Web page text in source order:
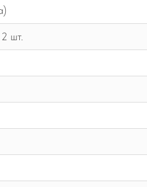
шт.